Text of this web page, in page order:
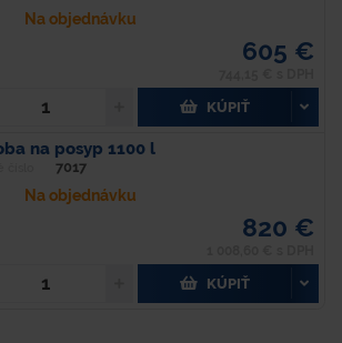
Na objednávku
605 €
KÚPIŤ
na posyp 1100 l
7017
Na objednávku
820 €
KÚPIŤ